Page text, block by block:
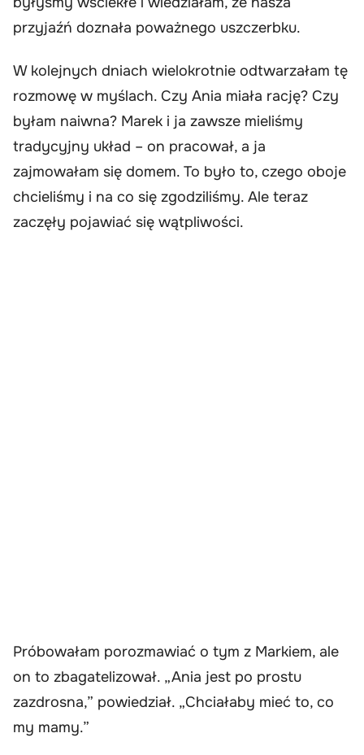
przyjaźń doznała poważnego uszczerbku.
W kolejnych dniach wielokrotnie odtwarzałam tę
rozmowę w myślach. Czy Ania miała rację? Czy
byłam naiwna? Marek i ja zawsze mieliśmy
tradycyjny układ – on pracował, a ja
zajmowałam się domem. To było to, czego oboje
chcieliśmy i na co się zgodziliśmy. Ale teraz
zaczęły pojawiać się wątpliwości.
Próbowałam porozmawiać o tym z Markiem, ale
on to zbagatelizował. „Ania jest po prostu
zazdrosna,” powiedział. „Chciałaby mieć to, co
my mamy.”